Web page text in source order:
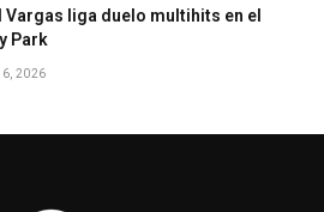
Vargas liga duelo multihits en el
Park
6, 2026